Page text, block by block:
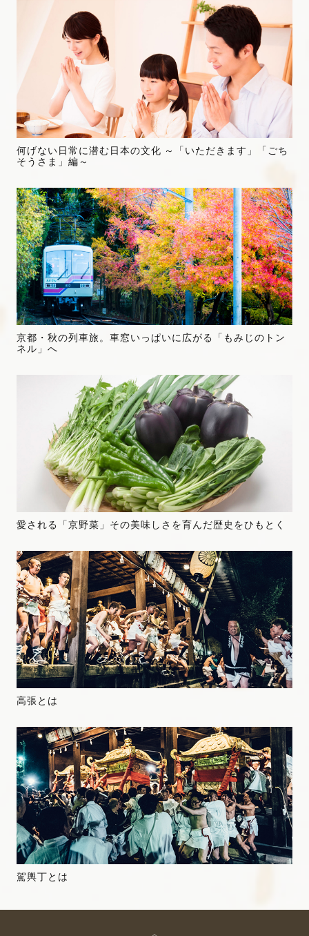
何げない日常に潜む日本の文化 ～「いただきます」「ごち
そうさま」編～
京都・秋の列車旅。車窓いっぱいに広がる「もみじのトン
ネル」へ
愛される「京野菜」その美味しさを育んだ歴史をひもとく
高張とは
駕輿丁とは